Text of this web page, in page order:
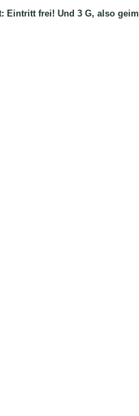
Eintritt frei! Und 3 G, also